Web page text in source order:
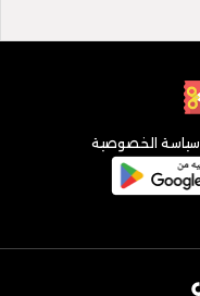
سياسة الخصوصية